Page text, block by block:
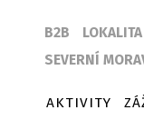
B2B LOKALITA
SEVERNÍ
AKTIVITY